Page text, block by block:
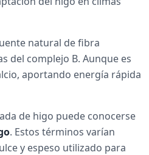
natural de fibra
del complejo B. Aunque es
aportando energía rápida
de higo puede conocerse
. Estos términos varían
y espeso utilizado para